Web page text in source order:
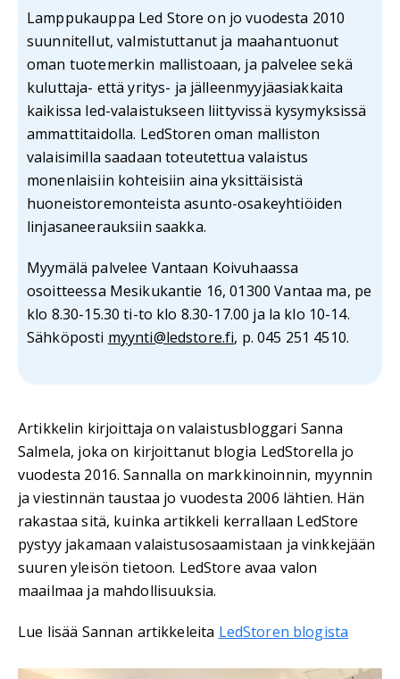
Lamppukauppa Led Store on jo vuodesta 2010
suunnitellut, valmistuttanut ja maahantuonut
oman tuotemerkin mallistoaan, ja palvelee sekä
kuluttaja- että yritys- ja jälleenmyyjäasiakkaita
kaikissa led-valaistukseen liittyvissä kysymyksissä
ammattitaidolla. LedStoren oman malliston
valaisimilla saadaan toteutettua valaistus
monenlaisiin kohteisiin aina yksittäisistä
huoneistoremonteista asunto-osakeyhtiöiden
linjasaneerauksiin saakka.
Myymälä palvelee Vantaan Koivuhaassa
osoitteessa Mesikukantie 16, 01300 Vantaa ma, pe
klo 8.30-15.30 ti-to klo 8.30-17.00 ja la klo 10-14.
Sähköposti myynti@ledstore.fi, p. 045 251 4510.
Artikkelin kirjoittaja on valaistusbloggari Sanna
Salmela, joka on kirjoittanut blogia LedStorella jo
vuodesta 2016. Sannalla on markkinoinnin, myynnin
ja viestinnän taustaa jo vuodesta 2006 lähtien. Hän
rakastaa sitä, kuinka artikkeli kerrallaan LedStore
pystyy jakamaan valaistusosaamistaan ja vinkkejään
suuren yleisön tietoon. LedStore avaa valon
maailmaa ja mahdollisuuksia.
Lue lisää Sannan artikkeleita LedStoren blogista